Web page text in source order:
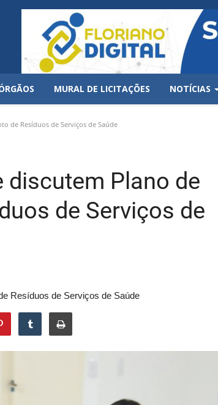
MURAL DE LICITAÇÕES NOTÍCIAS
de Resíduos de Serviços de Saúde
discutem Plano de
de Serviços de
Resíduos de Serviços de Saúde